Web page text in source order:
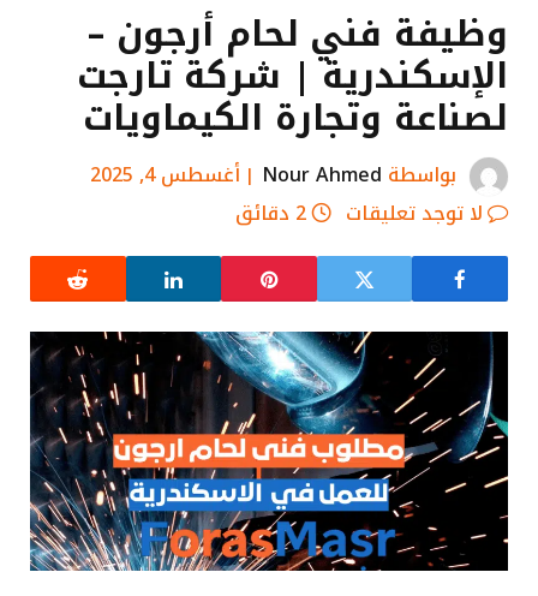
وظيفة فني لحام أرجون –
الإسكندرية | شركة تارجت
لصناعة وتجارة الكيماويات
بواسطة Nour Ahmed
أغسطس 4, 2025
لا توجد تعليقات
2 دقائق